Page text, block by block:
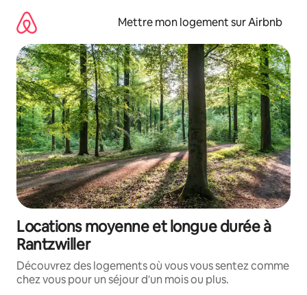
directement
contenu
Mettre mon logement sur Airbnb
Locations moyenne et longue durée à
Rantzwiller
Découvrez des logements où vous vous sentez comme
chez vous pour un séjour d'un mois ou plus.